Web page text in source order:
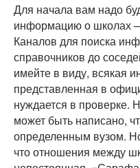
Для начала вам надо
информацию о школах
Каналов для поиска
справочников до
имейте в виду, всякая
представленная в
нуждается в проверке.
может быть написано,
определенным вузом.
что отношения между